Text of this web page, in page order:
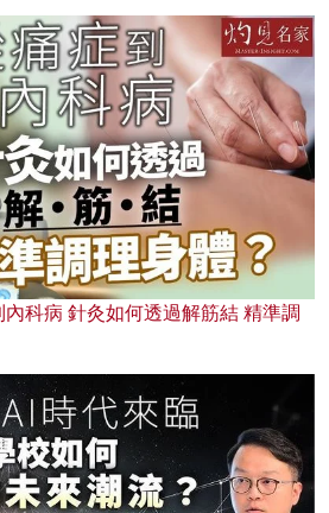
科病 針灸如何透過解筋結 精準調